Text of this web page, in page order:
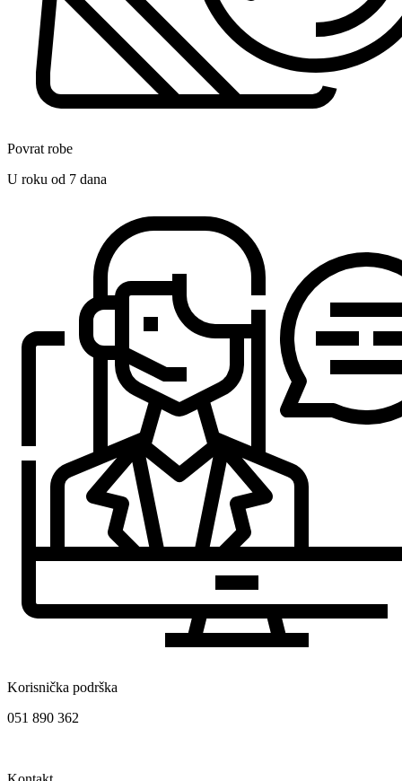
Povrat robe
U roku od 7 dana
Korisnička podrška
051 890 362